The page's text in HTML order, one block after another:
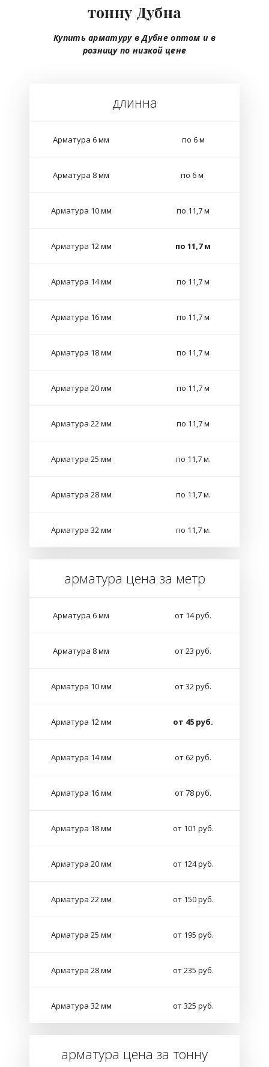
тонну Дубна
Купить арматуру в Дубнеоптом и в
розницупо низкой цене
длинна
Арматура 6 мм по 6 м
Арматура 8 мм по 6 м
Арматура 10 мм по 11,7 м
Арматура 12 мм по 11,7 м
Арматура 14 мм по 11,7 м
Арматура 16 мм по 11,7 м
Арматура 18 мм по 11,7 м
Арматура 20 мм по 11,7 м
Арматура 22 мм по 11,7 м
Арматура 25 мм по 11,7 м.
Арматура 28 мм по 11,7 м.
Арматура 32 мм по 11,7 м.
арматура цена за метр
Арматура 6 мм от 14 руб.
Арматура 8 мм от 23 руб.
Арматура 10 мм от 32 руб.
Арматура 12 мм от 45 руб.
Арматура 14 мм от 62 руб.
Арматура 16 мм от 78 руб.
Арматура 18 мм от 101 руб.
Арматура 20 мм от 124 руб.
Арматура 22 мм от 150 руб.
Арматура 25 мм от 195 руб.
Арматура 28 мм от 235 руб.
Арматура 32 мм от 325 руб.
арматура цена за тонну